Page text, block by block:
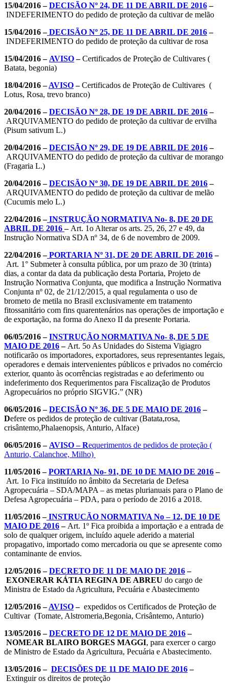
15/04/2016 – DECISÃO Nº 24, DE 11 DE ABRIL DE 2016–
INDEFERIMENTO do pedido de proteção da cultivar de melão
15/04/2016 – DECISÃO Nº 25, DE 11 DE ABRIL DE 2016–
INDEFERIMENTO do pedido de proteção da cultivar de rosa
15/04/2016 – AVISO–Certificados de Proteção de Cultivares (
Batata, begonia)
18/04/2016 –AVISO–Certificados de Proteção de Cultivares (
Lotus, Rosa, trevo branco)
20/04/2016 –DECISÃO Nº 28, DE 19 DE ABRIL DE 2016–
ARQUIVAMENTO do pedido de proteção da cultivar de ervilha
(Pisum sativum L.)
20/04/2016 –DECISÃO Nº 29, DE 19 DE ABRIL DE 2016–
ARQUIVAMENTO do pedido de proteção da cultivar de morango
(Fragaria L.)
20/04/2016 –DECISÃO Nº 30, DE 19 DE ABRIL DE 2016–
ARQUIVAMENTO do pedido de proteção da cultivar de melão
(Cucumis melo L.)
22/04/2016 –INSTRUÇÃO NORMATIVA No- 8, DE 20 DE
ABRIL DE 2016– Art. 1o Alterar os arts. 25, 26, 27 e 49, da
Instrução Normativa SDA nº 34, de 6 de novembro de 2009.
22/04/2016 –PORTARIA Nº 31, DE 20 DE ABRIL DE 2016–
Art. 1° Submeter à consulta pública, por um prazo de 30 (trinta)
dias, a contar da data da publicação desta Portaria, Projeto de
Instrução Normativa Conjunta, que modifica a Instrução Normativa
Conjunta nº 02, de 21/12/2015, a qual regulamenta o uso de
brometo de metila no Brasil exclusivamente em tratamento
fitossanitário com fins quarentenários nas operações de importação e
de exportação, na forma do Anexo II da presente Portaria.
06/05/2016 –INSTRUÇÃO NORMATIVA No- 8, DE 5 DE
MAIO DE 2016– Art. 5o As Unidades do Sistema Vigiagro
notificarão os importadores, exportadores, seus representantes legais,
operadores e demais intervenientes públicos e privados no comércio
exterior, quanto às ocorrências registradas e ao deferimento ou
indeferimento dos Requerimentos para Fiscalização de Produtos
Agropecuários no próprio SIGVIG.” (NR)
06/05/2016 –DECISÃO Nº 36, DE 5 DE MAIO DE 2016–
Defere os pedidos de proteção de cultivar (Batata,rosa,
crisântemo,Phalaenopsis, Anturio, Alface)
06/05/2016 – AVISO – Requerimentos de pedidos de proteção (
Anturio, Calanchoe, Milho)
11/05/2016 –PORTARIA No- 91, DE 10 DE MAIO DE 2016–
Art. 1o Fica instituído no âmbito da Secretaria de Defesa
Agropecuária – SDA/MAPA – as metas plurianuais para o Plano de
Defesa Agropecuária – PDA, para o período de 2016 a 2018.
11/05/2016 –INSTRUCÃO NORMATIVA No – 12, DE 10 DE
MAIO DE 2016– Art. 1º Fica proibida a importação e a entrada de
solo de qualquer origem, incluído aquele aderido a material
propagativo, importado como mercadoria ou que se apresente como
contaminante de envios.
12/05/2016 –DECRETO DE 11 DE MAIO DE 2016–
EXONERAR KÁTIA REGINA DE ABREU do cargo de
Ministra de Estado da Agricultura, Pecuária e Abastecimento
12/05/2016 –AVISO– expedidos os Certificados de Proteção de
Cultivar (Tomate, Alstromeria,Begonia, Crisântemo, Anturio)
13/05/2016 –DECRETO DE 12 DE MAIO DE 2016–
NOMEAR BLAIRO BORGES MAGGI, para exercer o cargo
de Ministro de Estado da Agricultura, Pecuária e Abastecimento.
13/05/2016 – DECISÕES DE 11 DE MAIO DE 2016–
Extinguir os direitos de proteção